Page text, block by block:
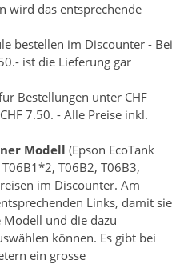
wird das entsprechende
bestellen im Discounter - Bei
ist die Lieferung gar
Bestellungen unter CHF
7.50. - Alle Preise inkl.
Modell (Epson EcoTank
T06B2, T06B3,
im Discounter. Am
Links, damit sie
Modell und die dazu
können. Es gibt bei
ein grosse